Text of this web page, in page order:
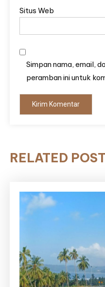
Situs Web
Simpan nama, email,
peramban ini untuk
RELATED